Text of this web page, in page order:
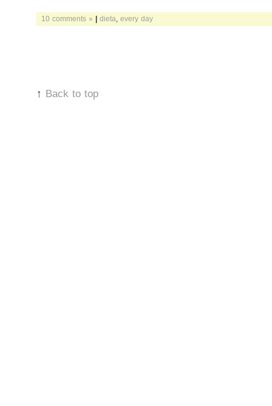
10 comments » | dieta every day
↑ Back to top